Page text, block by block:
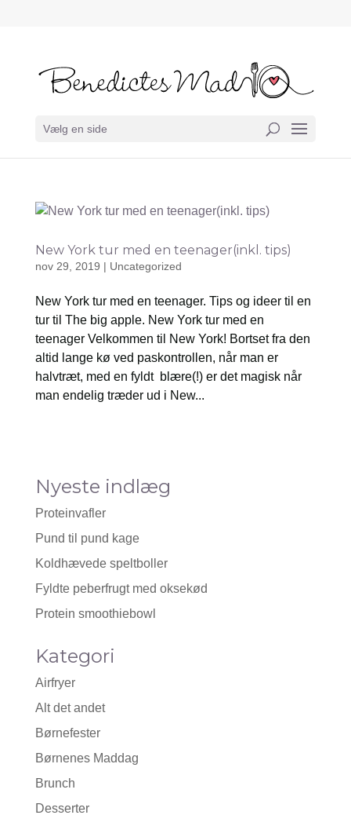
Vælg en side
New York tur med en teenager(inkl. tips)
nov 29, 2019 | Uncategorized
New York tur med en teenager. Tips og ideer til en
tur til The big apple. New York tur med en
teenager Velkommen til New York! Bortset fra den
altid lange kø ved paskontrollen, når man er
halvtræt, med en fyldt blære(!) er det magisk når
man endelig træder ud i New...
Nyeste indlæg
Proteinvafler
Pund til pund kage
Koldhævede speltboller
Fyldte peberfrugt med oksekød
Protein smoothiebowl
Kategori
Airfryer
Alt det andet
Børnefester
Børnenes Maddag
Brunch
Desserter